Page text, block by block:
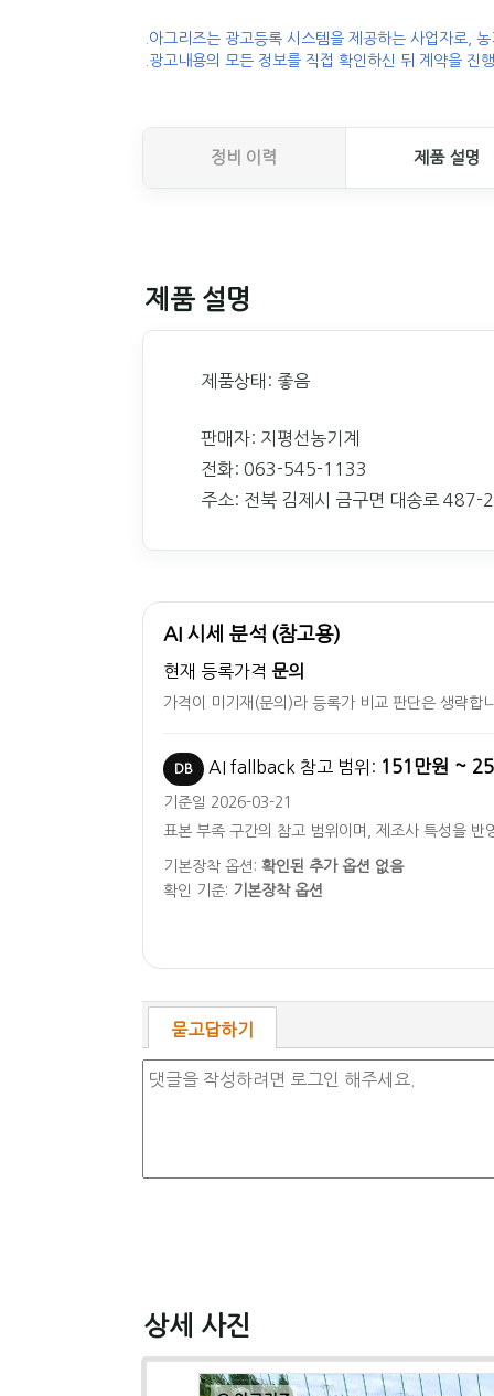
.아그리즈는 광고등록 시스템을 제공하는 사업자로,
.광고내용의 모든 정보를 직접 확인하신 뒤 계약을 진
정비 이력 제품 설명
제품 설명
제품상태: 좋음
판매자: 지평선농기계
전화: 063-545-1133
주소: 전북 김제시 금구면 대송로 487-
AI 시세 분석 (참고용)
현재 등록가격 문의
가격이 미기재(문의)라 등록가 비교 판단은 생략합
DB AI fallback 참고 범위: 151만원 ~
기준일 2026-03-21
표본 부족 구간의 참고 범위이며, 제조사 특성을 반
기본장착 옵션: 확인된 추가 옵션 없음
확인 기준: 기본장착 옵션
묻고답하기
상세 사진